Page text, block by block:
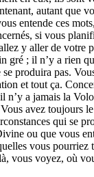
autant que
entende ces
si vous
y aller de votre
gré ; il n’y a rien
produira pas.
et tout ça.
n’y a jamais la
avez toujours
qui se
ou que vous
vous pourriez
vous voyez, où